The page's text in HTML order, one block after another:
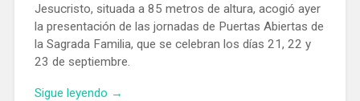
Jesucristo, situada a 85 metros de altura, acogió ayer
la presentación de las jornadas de Puertas Abiertas de
la Sagrada Familia, que se celebran los días 21, 22 y
23 de septiembre.
Sigue leyendo «La
→